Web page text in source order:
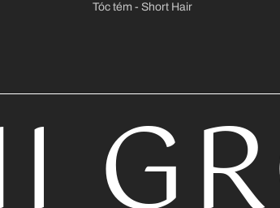
Tóc tém - Short Hair